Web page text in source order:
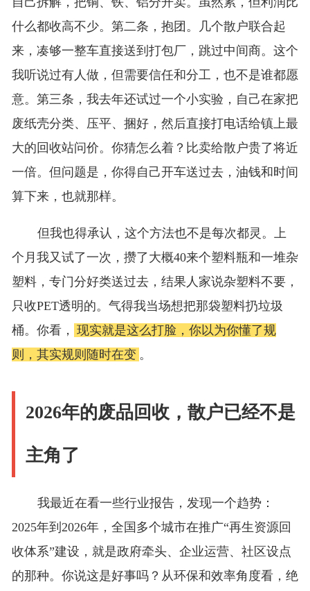
什么都收高不少。第二条，抱团。几个散户联合起
来，凑够一整车直接送到打包厂，跳过中间商。这个
我听说过有人做，但需要信任和分工，也不是谁都愿
意。第三条，我去年还试过一个小实验，自己在家把
废纸壳分类、压平、捆好，然后直接打电话给镇上最
大的回收站问价。你猜怎么着？比卖给散户贵了将近
一倍。但问题是，你得自己开车送过去，油钱和时间
算下来，也就那样。
但我也得承认，这个方法也不是每次都灵。上
个月我又试了一次，攒了大概40来个塑料瓶和一堆杂
塑料，专门分好类送过去，结果人家说杂塑料不要，
只收PET透明的。气得我当场想把那袋塑料扔垃圾
桶。你看， 现实就是这么打脸，你以为你懂了规
则，其实规则随时在变 。
2026年的废品回收，散户已经不是
主角了
我最近在看一些行业报告，发现一个趋势：
2025年到2026年，全国多个城市在推广“再生资源回
收体系”建设，就是政府牵头、企业运营、社区设点
的那种。你说这是好事吗？从环保和效率角度看，绝